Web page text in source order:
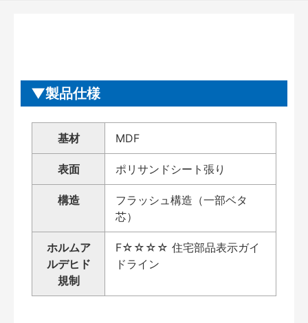
製品仕様
基材 MDF
表面 ポリサンドシート張り
構造
フラッシュ構造（一部ベタ
芯）
ホルムア
ルデヒド
規制
F☆☆☆☆ 住宅部品表示ガイ
ドライン